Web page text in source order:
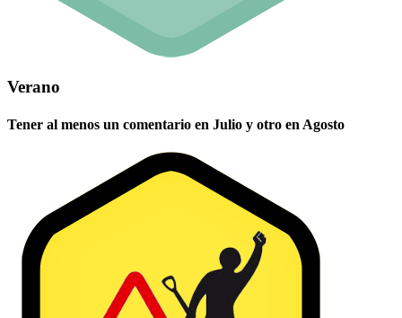
Verano
Tener al menos un comentario en Julio y otro en Agosto